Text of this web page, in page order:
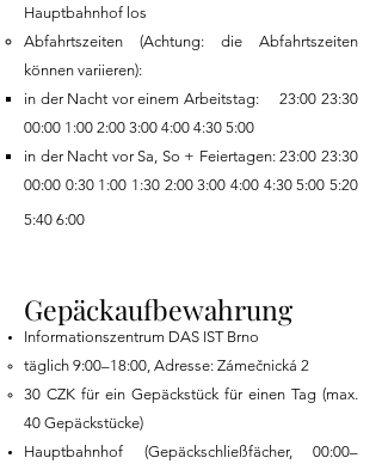
Hauptbahnhof los
Abfahrtszeiten (Achtung: die Abfahrtszeiten
können variieren):
in der Nacht vor einem Arbeitstag: 23:00 23:30
00:00 1:00 2:00 3:00 4:00 4:30 5:00
in der Nacht vor Sa, So + Feiertagen: 23:00 23:30
00:00 0:30 1:00 1:30 2:00 3:00 4:00 4:30 5:00 5:20
5:40 6:00
Gepäckaufbewahrung
Informationszentrum DAS IST Brno
täglich 9:00–18:00​, Adresse: Zámečnická 2
30 CZK für ein Gepäckstück für einen Tag (max.
40 Gepäckstücke)
Hauptbahnhof (Gepäckschließfächer, 00:00–